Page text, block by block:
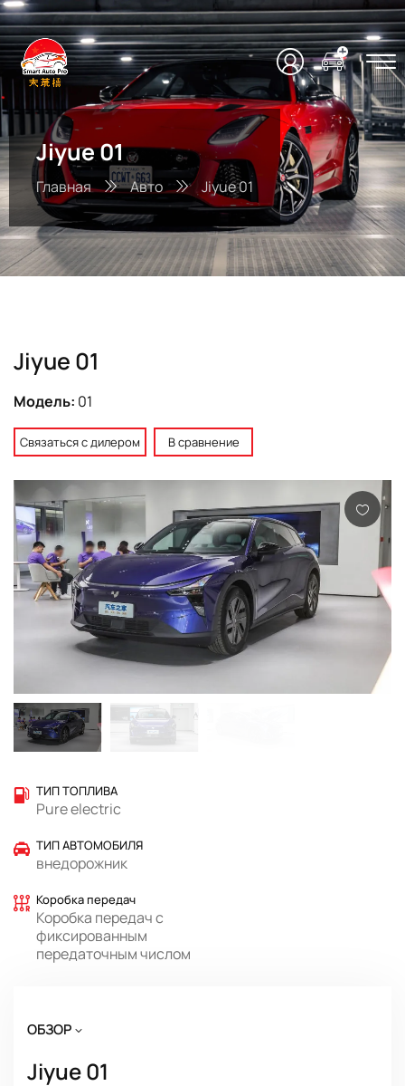
Jiyue 01
Главная Авто Jiyue 01
Jiyue 01
Модель: 01
Связаться с дилером В сравнение
ТИП ТОПЛИВА
Pure electric
ТИП АВТОМОБИЛЯ
внедорожник
Коробка передач
Коробка передач с
фиксированным
передаточным числом
ОБЗОР
Jiyue 01